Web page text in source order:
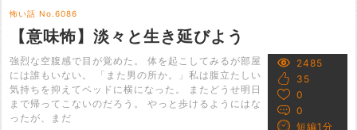
怖い話 No.6086
【意味怖】淡々と生き延びよう
強烈な空腹感で目が覚めた。 体を起こしてみるが部屋
には誰もいない。 「また男の所か。」私は腹立たしい
気持ちを抑えてベッドに横になった。 またどうせ明日
まで帰ってこないのだろう。 やっと歩けるようにはな
ったが、まだ
2485
35
0
0
短編1分